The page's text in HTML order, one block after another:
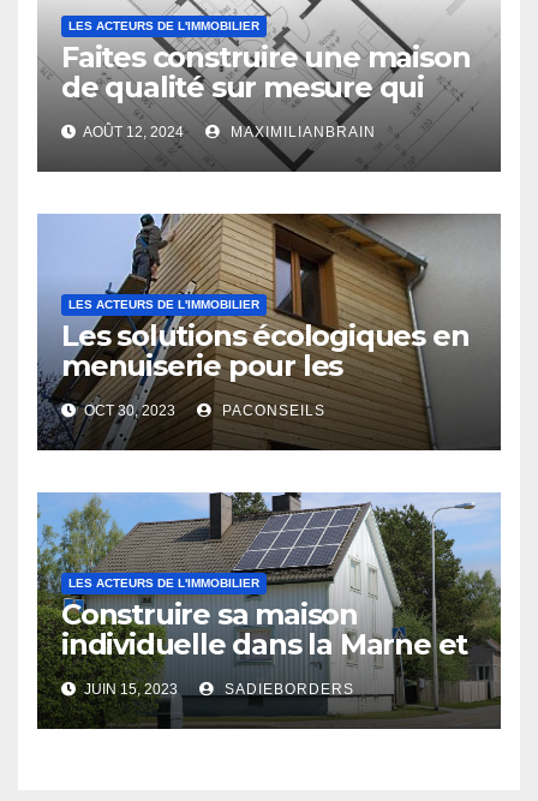
LES ACTEURS DE L'IMMOBILIER
Faites construire une maison
de qualité sur mesure qui
vous ressemble !
AOÛT 12, 2024 MAXIMILIANBRAIN
LES ACTEURS DE L'IMMOBILIER
Les solutions écologiques en
menuiserie pour les
professionnels du bâtiment
OCT 30, 2023 PACONSEILS
LES ACTEURS DE L'IMMOBILIER
Construire sa maison
individuelle dans la Marne et
les Ardennes : les avantages
d’un constructeur local
JUIN 15, 2023 SADIEBORDERS